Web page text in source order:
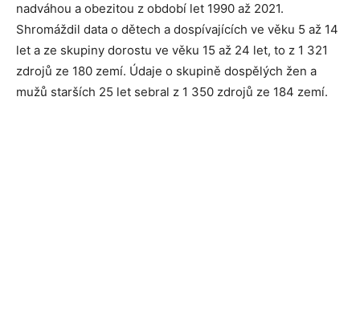
nadváhou a obezitou z období let 1990 až 2021.
Shromáždil data o dětech a dospívajících ve věku 5 až 14
let a ze skupiny dorostu ve věku 15 až 24 let, to z 1 321
zdrojů ze 180 zemí. Údaje o skupině dospělých žen a
mužů starších 25 let sebral z 1 350 zdrojů ze 184 zemí.